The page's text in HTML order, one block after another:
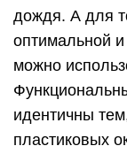
дождя. А для
оптимальной
можно
идентичны
пластиковых